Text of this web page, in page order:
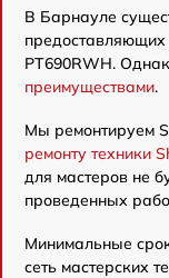
В Барнауле
предоставляющих
PT690RWH.
преимуществами.
Мы ремонтируем
ремонту техники
для мастеров не
проведенных
Минимальные
сеть мастерских